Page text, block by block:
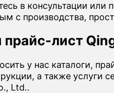
в консультации или
с производства,
прайс-лист
у нас каталоги,
а также услуги
Ltd..